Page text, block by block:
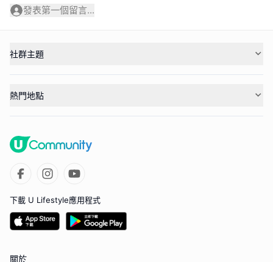
發表第一個留言...
社群主題
熱門地點
下載 U Lifestyle應用程式
關於